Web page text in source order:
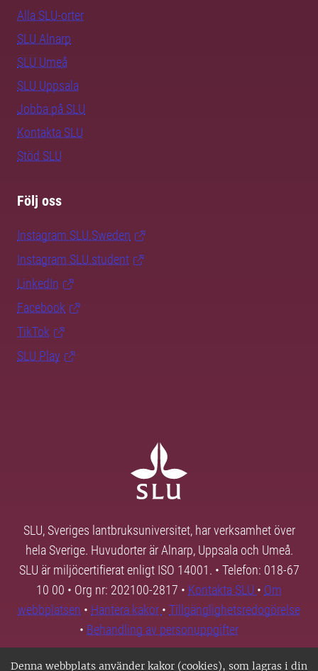
Denna webbplats använder kakor (cookies), som lagras i din
Alla SLU-orter
SLU Alnarp
SLU Umeå
SLU Uppsala
Jobba på SLU
Kontakta SLU
Stöd SLU
Följ oss
Instagram SLU.Sweden
Instagram SLU.student
LinkedIn
Facebook
TikTok
SLU Play
SLU, Sveriges lantbruksuniversitet, har verksamhet över
hela Sverige. Huvudorter är Alnarp, Uppsala och Umeå.
SLU är miljöcertifierat enligt ISO 14001. • Telefon: 018-67
10 00 • Org nr: 202100-2817 • Kontakta SLU • Om
webbplatsen • Hantera kakor • Tillgänglighetsredogörelse
• Behandling av personuppgifter